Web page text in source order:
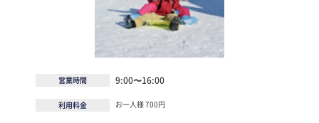
営業時間 9:00〜16:00
利用料金 お一人様 700円